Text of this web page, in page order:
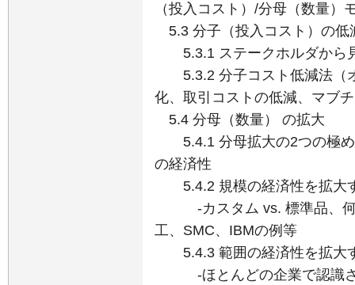
（投入コスト）/分母（数量）
5.3 分子（投入コスト）の低
5.3.1 ステークホルダから
5.3.2 分子コスト低減法（
化、取引コストの低減、マブ
5.4 分母（数量） の拡大
5.4.1 分母拡大の2つの極め
の経済性
5.4.2 規模の経済性を拡大
-カスタム vs. 標準品、何
工、SMC、IBMの例等
5.4.3 範囲の経済性を拡大
-ほとんどの企業で認識さ